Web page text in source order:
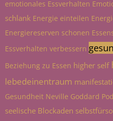
emotionales Essverhalten
schlank Energie einteilen
Energiereserven schonen
Essverhalten verbessern
Beziehung zu Essen higher self
lebedeinentraum
Gesundheit Neville Goddard
seelische Blockaden